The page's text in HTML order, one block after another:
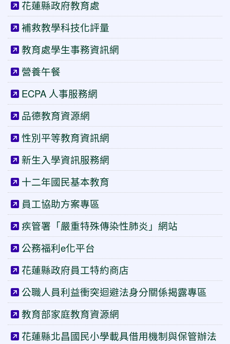
花蓮縣政府教育處
補救教學科技化評量
教育處學生事務資訊網
營養午餐
ECPA 人事服務網
品德教育資源網
性別平等教育資訊網
新生入學資訊服務網
十二年國民基本教育
員工協助方案專區
疾管署「嚴重特殊傳染性肺炎」網站
公務福利e化平台
花蓮縣政府員工特約商店
公職人員利益衝突迴避法身分關係揭露專區
教育部家庭教育資源網
花蓮縣北昌國民小學載具借用機制與保管辦法